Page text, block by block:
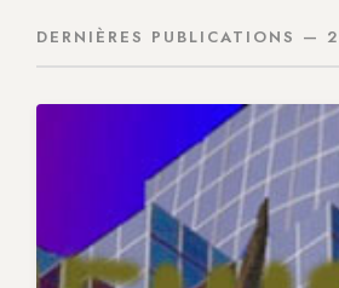
DERNIÈRES PUBLICATIONS —